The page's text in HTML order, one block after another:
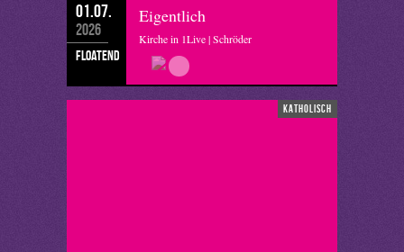
01.07.
2026
floatend
Eigentlich
Kirche in 1Live | Schröder
katholisch